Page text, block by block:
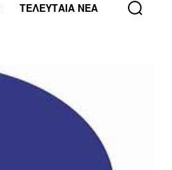
ΤΕΛΕΥΤΑΙΑ ΝΕΑ